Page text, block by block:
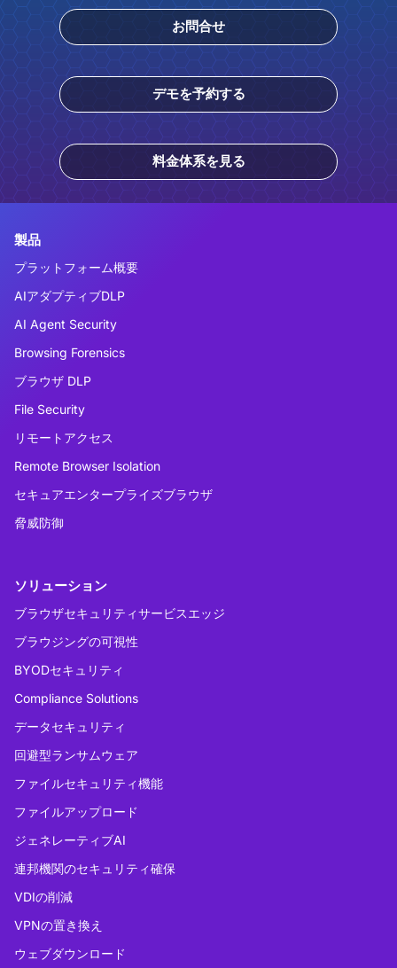
お問合せ
デモを予約する
料金体系を見る
製品
プラットフォーム概要
AIアダプティブDLP
AI Agent Security
Browsing Forensics
ブラウザ DLP
File Security
リモートアクセス
Remote Browser Isolation
セキュアエンタープライズブラウザ
脅威防御
ソリューション
ブラウザセキュリティサービスエッジ
ブラウジングの可視性
BYODセキュリティ
Compliance Solutions
データセキュリティ
回避型ランサムウェア
ファイルセキュリティ機能
ファイルアップロード
ジェネレーティブAI
連邦機関のセキュリティ確保
VDIの削減
VPNの置き換え
ウェブダウンロード